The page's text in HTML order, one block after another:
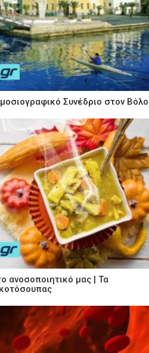
Συνέδριο στον Βόλο
ανοσοποιητικό μας | Τα